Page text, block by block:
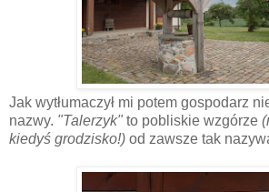
Jak wytłumaczył mi potem gospodarz
nazwy. "Talerzyk" to pobliskie wzgórze
kiedyś grodzisko!) od zawsze tak